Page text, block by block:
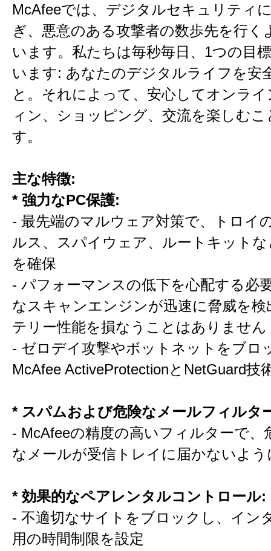
McAfeeでは、デジタルセキュリティ
ぎ、悪意のある攻撃者の数歩先を行く
います。私たちは毎秒毎日、1つの目
います: あなたのデジタルライフを安
と。それによって、安心してオンラ
ィン、ショッピング、交流を楽しむ
す。
主な特徴:
* 強力なPC保護:
- 最先端のマルウェア対策で、トロイ
ルス、スパイウェア、ルートキット
を確保
- パフォーマンスの低下を心配する必
なスキャンエンジンが迅速に脅威を検
テリー性能を損なうことはありません
- ゼロデイ攻撃やボットネットをブ
McAfee ActiveProtectionとNetGuard技
* スパムおよび危険なメールフィルタ
- McAfeeの精度の高いフィルターで、
なメールが受信トレイに届かないよ
* 効果的なペアレンタルコントロール:
- 不適切なサイトをブロックし、イン
用の時間制限を設定